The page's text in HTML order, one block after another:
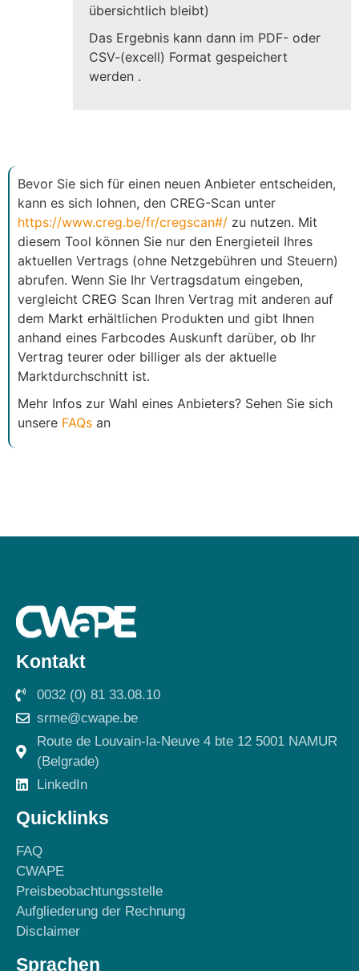
übersichtlich bleibt)
Das Ergebnis kann dann im PDF- oder
CSV-(excell) Format gespeichert
werden .
Bevor Sie sich für einen neuen Anbieter entscheiden,
kann es sich lohnen, den CREG-Scan unter
https://www.creg.be/fr/cregscan#/ zu nutzen. Mit
diesem Tool können Sie nur den Energieteil Ihres
aktuellen Vertrags (ohne Netzgebühren und Steuern)
abrufen. Wenn Sie Ihr Vertragsdatum eingeben,
vergleicht CREG Scan Ihren Vertrag mit anderen auf
dem Markt erhältlichen Produkten und gibt Ihnen
anhand eines Farbcodes Auskunft darüber, ob Ihr
Vertrag teurer oder billiger als der aktuelle
Marktdurchschnitt ist.
Mehr Infos zur Wahl eines Anbieters? Sehen Sie sich
unsere FAQs an
Kontakt
0032 (0) 81 33.08.10
srme@cwape.be
Route de Louvain-la-Neuve 4 bte 12 5001 NAMUR
(Belgrade)
LinkedIn
Quicklinks
FAQ
CWAPE
Preisbeobachtungsstelle
Aufgliederung der Rechnung
Disclaimer
Sprachen